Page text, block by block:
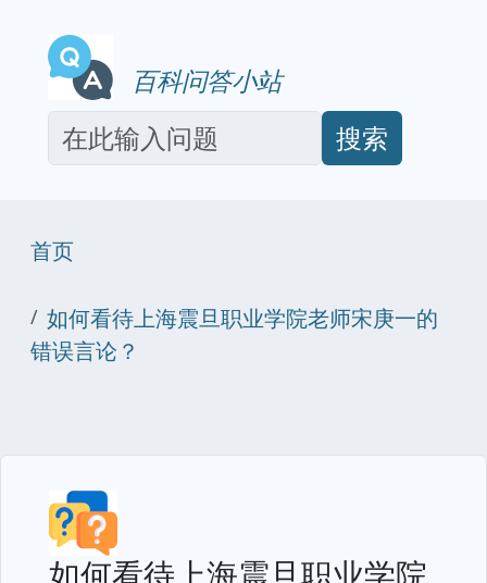
百科问答小站
搜索
首页
如何看待上海震旦职业学院老师宋庚一的
错误言论？
如何看待上海震旦职业学院